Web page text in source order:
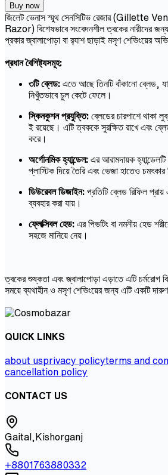
Buy now
জিলেট ভেনাস স্মুথ সেনসিটিভ রেজার
Razor) বিশেষভাবে সংবেদনশীল ত্বকের নারীদের
প্রকার জ্বালাপোড়া বা র‍্যাশ ছাড়াই মসৃণ শেভিংয়ের
প্রধান বৈশিষ্ট্যসমূহ:
৩টি ব্লেড: এতে আছে তিনটি বাঁকানো ব্লেড,
নিখুঁতভাবে চুল কেটে ফেলে।
স্কিনকুশন প্রযুক্তি: ব্লেডের চারপাশে থাকা
ই রয়েছে। এটি ত্বককে সুরক্ষিত রাখে এবং
করে।
অর্গোনমিক হ্যান্ডেল: এর আরামদায়ক
প্লাস্টিক দিয়ে তৈরি এবং ভেজা হাতেও
ডিউরেবল ডিজাইন: প্রতিটি ব্লেড রিফিল
ব্যবহার করা যায়।
ফ্লেক্সিবল হেড: এর পিভটিং বা নমনীয় হেড
সহজে মানিয়ে নেয়।
ত্বকের শুষ্কতা এবং জ্বালাপোড়া এড়াতে এটি চর্মরোগ
সময়ে ব্যথাহীন ও মসৃণ শেভিংয়ের জন্য এটি একটি
QUICK LINKS
about usprivacy policyterms and
cancellation policy
CONTACT US
Gaital,Kishorganj
+8801763880332